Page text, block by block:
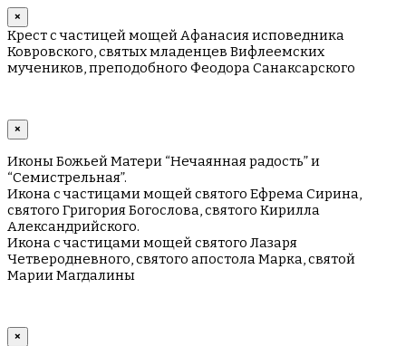
×
Крест с частицей мощей Афанасия исповедника
Ковровского, святых младенцев Вифлеемских
мучеников, преподобного Феодора Санаксарского
×
Иконы Божьей Матери “Нечаянная радость” и
“Семистрельная”.
Икона с частицами мощей святого Ефрема Сирина,
святого Григория Богослова, святого Кирилла
Александрийского.
Икона с частицами мощей святого Лазаря
Четверодневного, святого апостола Марка, святой
Марии Магдалины
×